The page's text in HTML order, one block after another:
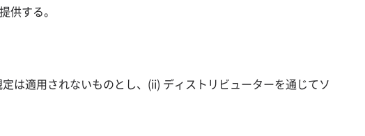
供する。
は適用されないものとし、(ii) ディストリビューターを通じてソ